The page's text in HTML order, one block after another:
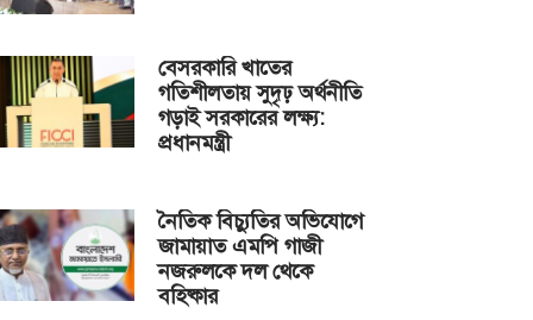
বেসরকারি খাতের
গতিশীলতায় সুদৃঢ় অর্থনীতি
গড়াই সরকারের লক্ষ্য:
প্রধানমন্ত্রী
নৈতিক বিচ্যুতির অভিযোগে
জামায়াত এমপি গাজী
নজরুলকে দল থেকে
বহিষ্কার